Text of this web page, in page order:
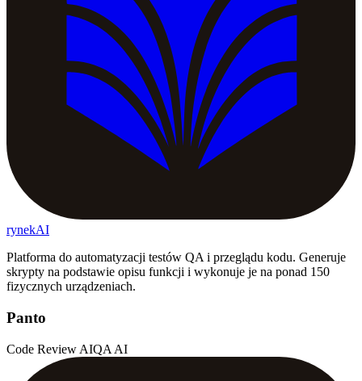
rynekAI
Platforma do automatyzacji testów QA i przeglądu kodu. Generuje
skrypty na podstawie opisu funkcji i wykonuje je na ponad 150
fizycznych urządzeniach.
Panto
Code Review AIQA AI